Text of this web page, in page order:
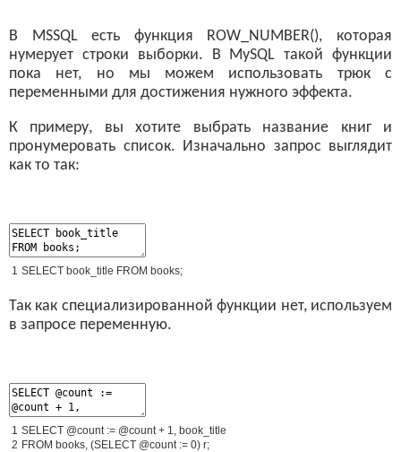
В MSSQL есть функция ROW_NUMBER(), которая
нумерует строки выборки. В MySQL такой функции
пока нет, но мы можем использовать трюк с
переменными для достижения нужного эффекта.
К примеру, вы хотите выбрать название книг и
пронумеровать список. Изначально запрос выглядит
как то так:
1 SELECT book_title FROM books;
Так как специализированной функции нет, используем
в запросе переменную.
1
2
SELECT @count := @count + 1, book_title
FROM books, (SELECT @count := 0) r;